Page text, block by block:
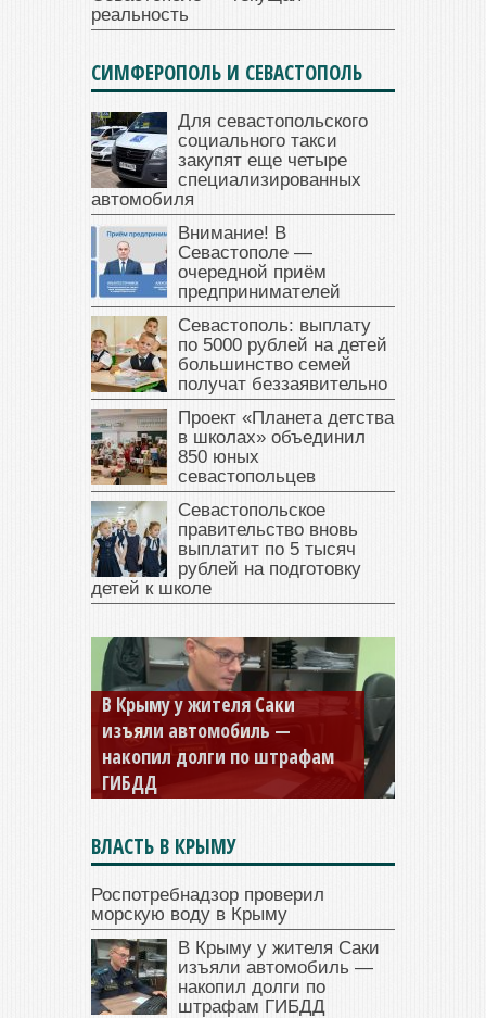
реальность
СИМФЕРОПОЛЬ И СЕВАСТОПОЛЬ
Для севастопольского
социального такси
закупят еще четыре
специализированных
автомобиля
Внимание! В
Севастополе —
очередной приём
предпринимателей
Севастополь: выплату
по 5000 рублей на детей
большинство семей
получат беззаявительно
Проект «Планета детства
в школах» объединил
850 юных
севастопольцев
Севастопольское
правительство вновь
выплатит по 5 тысяч
рублей на подготовку
детей к школе
В Крыму у жителя Саки
изъяли автомобиль —
накопил долги по штрафам
ГИБДД
ВЛАСТЬ В КРЫМУ
Роспотребнадзор проверил
морскую воду в Крыму
В Крыму у жителя Саки
изъяли автомобиль —
накопил долги по
штрафам ГИБДД